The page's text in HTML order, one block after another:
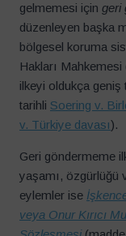
gelmemesi için geri
düzenleyen başka
bölgesel koruma
Hakları
ilkeyi oldukça geniş
tarihli Soering v.
v. Türkiye davası).
Geri göndermeme
yaşamı, özgürlüğü
eylemler ise
veya Onur Kırıcı